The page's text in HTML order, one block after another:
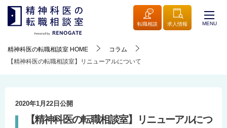
転職相談 求人情報 MENU
精神科医の転職相談室 HOME
コラム
【精神科医の転職相談室】リニューアルについて
2020年1月22日 公開
【精神科医の転職相談室】リニューアルにつ